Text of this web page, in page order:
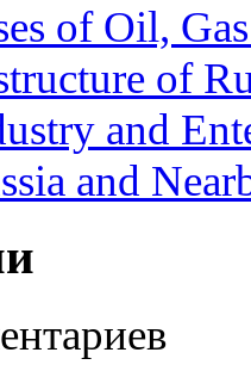
of Oil,
of
and
and